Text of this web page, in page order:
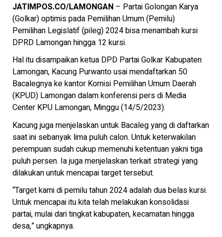
JATIMPOS.CO/LAMONGAN – Partai Golongan Karya
(Golkar) optimis pada Pemilihan Umum (Pemilu)
Pemilihan Legislatif (pileg) 2024 bisa menambah kursi
DPRD Lamongan hingga 12 kursi.
Hal itu disampaikan ketua DPD Partai Golkar Kabupaten
Lamongan, Kacung Purwanto usai mendaftarkan 50
Bacalegnya ke kantor Komisi Pemilihan Umum Daerah
(KPUD) Lamongan dalam konferensi pers di Media
Center KPU Lamongan, Minggu (14/5/2023).
Kacung juga menjelaskan untuk Bacaleg yang di daftarkan
saat ini sebanyak lima puluh calon. Untuk keterwakilan
perempuan sudah cukup memenuhi ketentuan yakni tiga
puluh persen. Ia juga menjelaskan terkait strategi yang
dilakukan untuk mencapai target tersebut.
“Target kami di pemilu tahun 2024 adalah dua belas kursi.
Untuk mencapai itu kita telah melakukan konsolidasi
partai, mulai dari tingkat kabupaten, kecamatan hingga
desa,” ungkapnya.